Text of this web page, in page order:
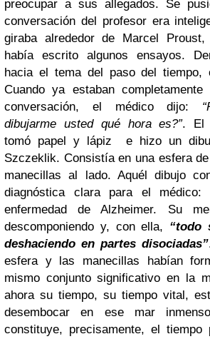
preocupar a sus allegados. Se
conversación del profesor era
giraba alrededor de Marcel
había escrito algunos ensayos.
hacia el tema del paso del tiempo,
Cuando ya estaban
conversación, el médico dijo:
dibujarme usted qué hora es?”. El
tomó papel y lápiz
e hizo un
Szczeklik. Consistía en una esfera
manecillas al lado. Aquél dibujo
diagnóstica clara para el
enfermedad de Alzheimer. Su
descomponiendo y, con ella, “todo
deshaciendo en partes disociadas”
esfera y las manecillas habían
mismo conjunto significativo en la
ahora su tiempo, su tiempo vital,
desembocar en ese mar
constituye, precisamente, el tiempo